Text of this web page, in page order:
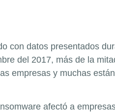
con datos presentados
del 2017, más de la
empresas y muchas
afectó a